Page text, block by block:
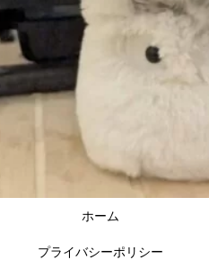
ホーム
プライバシーポリシー